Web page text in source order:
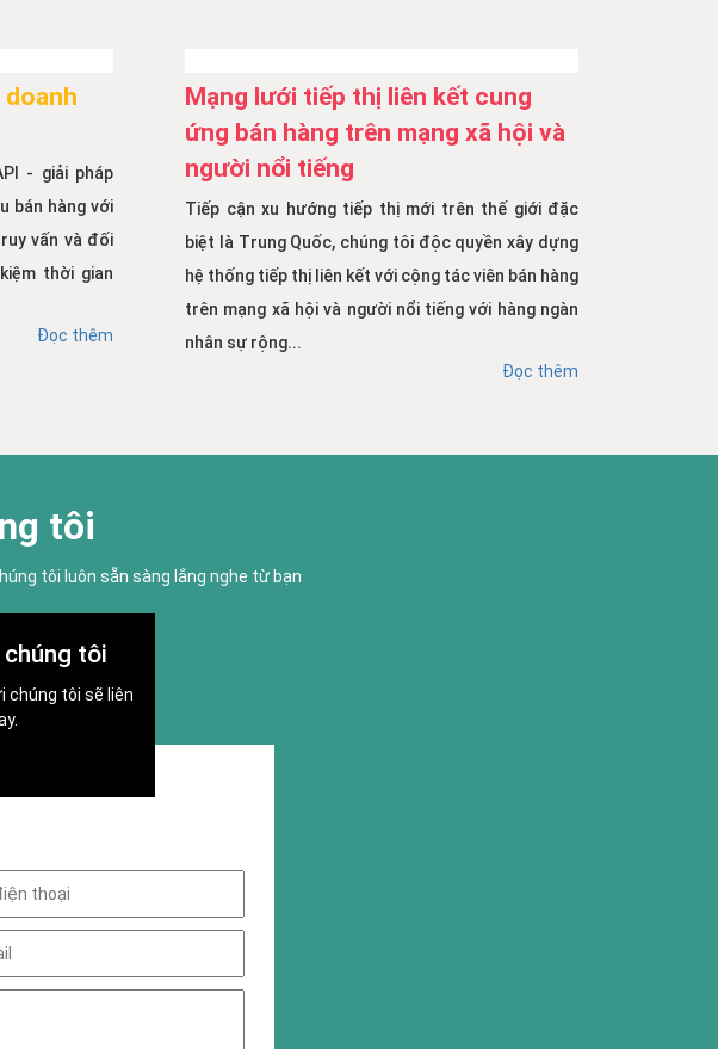
doanh
- giải pháp
bán hàng với
vấn và đối
thời gian
Đọc thêm
Mạng lưới tiếp thị liên kết cung
ứng bán hàng trên mạng xã hội và
người nổi tiếng
Tiếp cận xu hướng tiếp thị mới trên thế giới đặc
biệt là Trung Quốc, chúng tôi độc quyền xây dựng
hệ thống tiếp thị liên kết với cộng tác viên bán hàng
trên mạng xã hội và người nổi tiếng với hàng ngàn
nhân sự rộng...
Đọc thêm
tôi
tôi luôn sẵn sàng lắng nghe từ bạn
tôi
chúng tôi sẽ liên